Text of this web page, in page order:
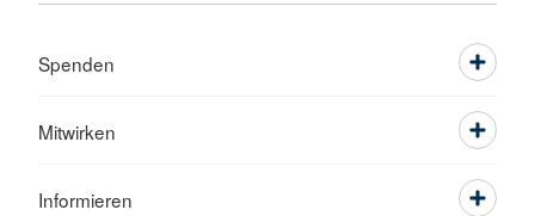
Spenden
Mitwirken
Informieren